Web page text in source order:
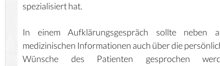
spezialisiert hat.
In einem Aufklärungsgespräch sollte neben
medizinischen Informationen auch über die
Wünsche des Patienten gesprochen